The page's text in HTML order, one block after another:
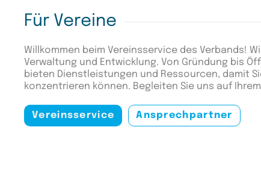
Für Vereine
Willkommen beim Vereinsservice des Verbands!
Verwaltung und Entwicklung. Von Gründung bis
bieten Dienstleistungen und Ressourcen, damit
konzentrieren können. Begleiten Sie uns auf
Vereinsservice Ansprechpartner